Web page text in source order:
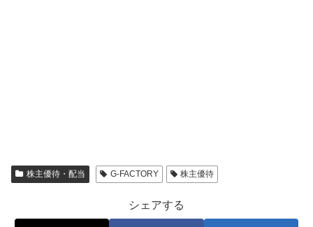
株主優待・配当 G-FACTORY 株主優待
シェアする